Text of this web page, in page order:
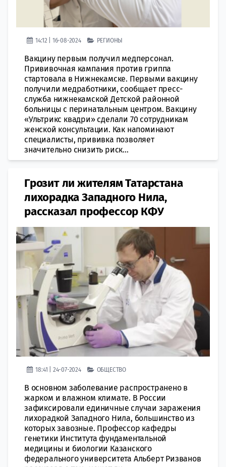
14:12 | 16-08-2024 РЕГИОНЫ
Вакцину первым получил медперсонал.
Прививочная кампания против гриппа
стартовала в Нижнекамске. Первыми вакцину
получили медработники, сообщает пресс-
служба нижнекамской Детской районной
больницы с перинатальным центром. Вакцину
«Ультрикс квадри» сделали 70 сотрудникам
женской консультации. Как напоминают
специалисты, прививка позволяет
значительно снизить риск...
Грозит ли жителям Татарстана
лихорадка Западного Нила,
рассказал профессор КФУ
18:41 | 24-07-2024 ОБЩЕСТВО
В основном заболевание распространено в
жарком и влажном климате. В России
зафиксировали единичные случаи заражения
лихорадкой Западного Нила, большинство из
которых завозные. Профессор кафедры
генетики Института фундаментальной
медицины и биологии Казанского
федерального университета Альберт Ризванов